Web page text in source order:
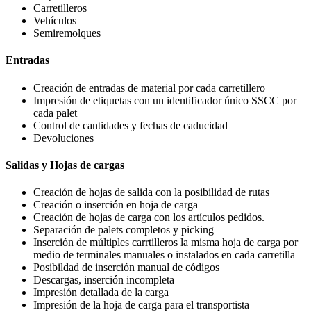
Carretilleros
Vehículos
Semiremolques
Entradas
Creación de entradas de material por cada carretillero
Impresión de etiquetas con un identificador único SSCC por
cada palet
Control de cantidades y fechas de caducidad
Devoluciones
Salidas y Hojas de cargas
Creación de hojas de salida con la posibilidad de rutas
Creación o inserción en hoja de carga
Creación de hojas de carga con los artículos pedidos.
Separación de palets completos y picking
Inserción de múltiples carrtilleros la misma hoja de carga por
medio de terminales manuales o instalados en cada carretilla
Posibildad de inserción manual de códigos
Descargas, inserción incompleta
Impresión detallada de la carga
Impresión de la hoja de carga para el transportista